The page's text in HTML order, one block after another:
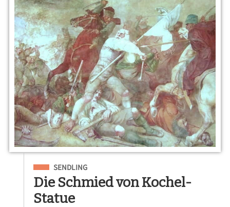
Eingeordnet unter
SENDLING
Die Schmied von Kochel-
Statue